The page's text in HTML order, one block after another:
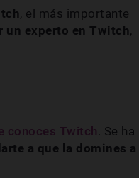
, el más importante
un experto en Twitch,
conoces Twitch. Se ha
a que la domines a